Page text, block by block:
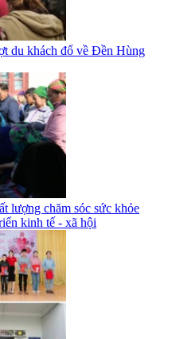
du khách đổ về Đền Hùng
lượng chăm sóc sức khỏe
kinh tế - xã hội